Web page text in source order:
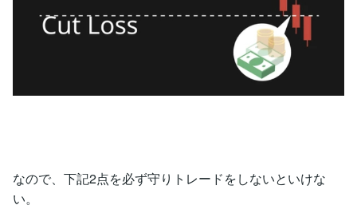
なので、下記2点を必ず守りトレードをしないといけな
い。